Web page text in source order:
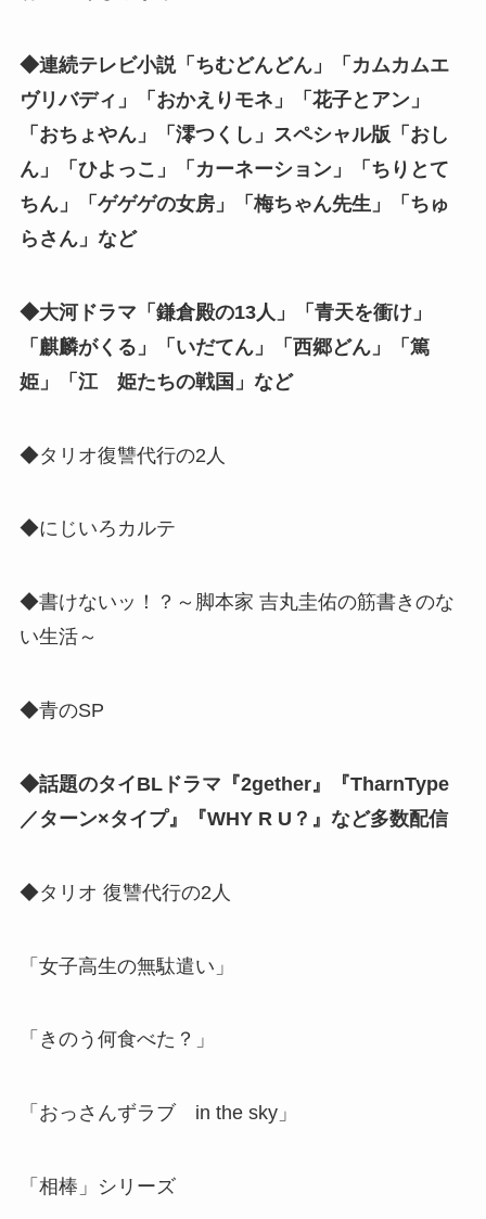
◆連続テレビ小説「ちむどんどん」「カムカムエ
ヴリバディ」「おかえりモネ」「花子とアン」
「おちょやん」「澪つくし」スペシャル版「おし
ん」「ひよっこ」「カーネーション」「ちりとて
ちん」「ゲゲゲの女房」「梅ちゃん先生」「ちゅ
らさん」など
◆大河ドラマ「鎌倉殿の13人」「青天を衝け」
「麒麟がくる」「いだてん」「西郷どん」「篤
姫」「江 姫たちの戦国」など
◆タリオ復讐代行の2人
◆にじいろカルテ
◆書けないッ！？～脚本家 吉丸圭佑の筋書きのな
い生活～
◆青のSP
◆話題のタイBLドラマ『2gether』『TharnType
／ターン×タイプ』『WHY R U？』など多数配信
◆タリオ 復讐代行の2人
「女子高生の無駄遣い」
「きのう何食べた？」
「おっさんずラブ in the sky」
「相棒」シリーズ